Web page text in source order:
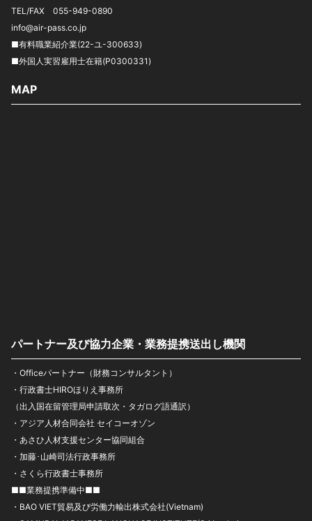
TEL/FAX 055-949-0890
info@air-pass.co.jp
■有料職業紹介業(22-ユ-300633)
■外国人実習雇用士在籍(P0300331)
MAP
パートナー及び協力企業・業務提携送出し機関
・Officeパートナー（財務コンサルタント）
・行政書士HIROほりえ事務所
（出入国在留管理局申請取次・タガログ語通訳）
・アジア人材合同会社 セイコーオゾン
・あさひ人材支援センター協同組合
・加藤･山崎司法行政事務所
・さくら行政書士事務所
■■業務提携準備中■■
・BAO VIET貿易及び労働力輸出株式会社(Vietnam)